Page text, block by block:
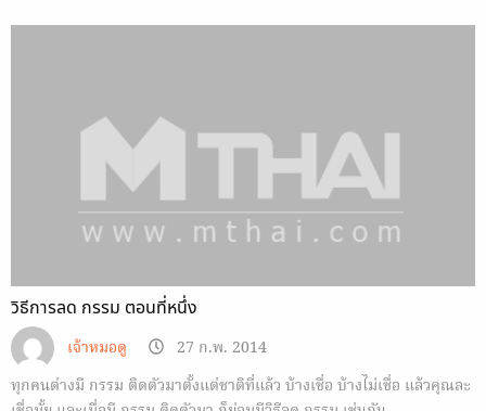
วิธีการลด กรรม ตอนที่หนึ่ง
เจ้าหมอดู
27 ก.พ. 2014
ทุกคนต่างมี กรรม ติดตัวมาตั้งแต่ชาติที่แล้ว บ้างเชื่อ บ้างไม่เชื่อ แล้วคุณละ